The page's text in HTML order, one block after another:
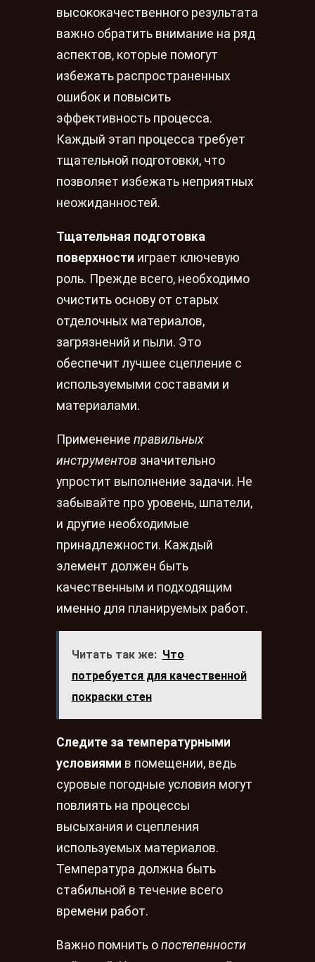
высококачественного результата
важно обратить внимание на ряд
аспектов, которые помогут
избежать распространенных
ошибок и повысить
эффективность процесса.
Каждый этап процесса требует
тщательной подготовки, что
позволяет избежать неприятных
неожиданностей.
Тщательная подготовка
поверхности играет ключевую
роль. Прежде всего, необходимо
очистить основу от старых
отделочных материалов,
загрязнений и пыли. Это
обеспечит лучшее сцепление с
используемыми составами и
материалами.
Применение правильных
инструментов значительно
упростит выполнение задачи. Не
забывайте про уровень, шпатели,
и другие необходимые
принадлежности. Каждый
элемент должен быть
качественным и подходящим
именно для планируемых работ.
Читать так же: Что
потребуется для качественной
покраски стен
Следите за температурными
условиями в помещении, ведь
суровые погодные условия могут
повлиять на процессы
высыхания и сцепления
используемых материалов.
Температура должна быть
стабильной в течение всего
времени работ.
Важно помнить о постепенности